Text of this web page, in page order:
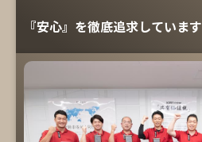
『安心』を徹底追求しています